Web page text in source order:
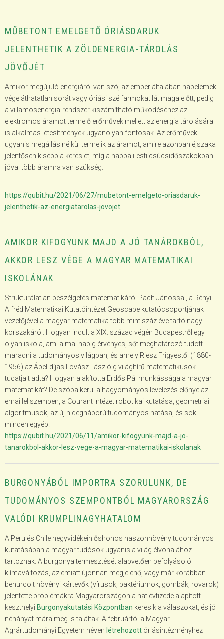
MŰBETONT EMELGETŐ ÓRIÁSDARUK
JELENTHETIK A ZÖLDENERGIA-TÁROLÁS
JÖVŐJÉT
Amikor megújuló energiáról van szó, az ember általában napelemek
végeláthatatlan sorát vagy óriási szélfarmokat lát maga előtt, pedig
a villamosenergia-rendszer kiszámítható működéséhez az
elektromos áramot termelő erőművek mellett az energia tárolására
is alkalmas létesítmények ugyanolyan fontosak. Az erőművek
ugyanis megállás nélkül termelik az áramot, amire azonban éjszaka
jelentősen kisebb a kereslet, míg a nappali-esti csúcsidőszakokban
jóval több áramra van szükség.
https://qubit.hu/2021/06/27/mubetont-emelgeto-oriasdaruk-
jelenthetik-az-energiatarolas-jovojet
AMIKOR KIFOGYUNK MAJD A JÓ TANÁROKBÓL,
AKKOR LESZ VÉGE A MAGYAR MATEMATIKAI
ISKOLÁNAK
Strukturálatlan beszélgetés matematikáról Pach Jánossal, a Rényi
Alfréd Matematikai Kutatóintézet Geoscape kutatócsoportjának
vezetőjével a magyar matematika több mint száz éve tartó nagy
korszakáról. Hogyan indult a XIX. század végén Budapestről egy
olyan iskola, ami a mai napig érvényes, sőt meghatározó tudott
maradni a tudományos világban, és amely Riesz Frigyestől (1880-
1956) az Ábel-díjas Lovász Lászlóig világhírű matematikusok
tucatjait adta? Hogyan alakította Erdős Pál munkássága a magyar
matematikát? De szóba kerül a hagyományos levelezés előnye az
emaillel szemben, a Courant Intézet robotikai kutatása, geometriai
algoritmusok, az új hidegháború tudományos hatása, és sok
minden egyéb.
https://qubit.hu/2021/06/11/amikor-kifogyunk-majd-a-jo-
tanarokbol-akkor-lesz-vege-a-magyar-matematikai-iskolanak
BURGONYÁBÓL IMPORTRA SZORULUNK, DE
TUDOMÁNYOS SZEMPONTBÓL MAGYARORSZÁG
VALÓDI KRUMPLINAGYHATALOM
A Peru és Chile hegyvidékein őshonos haszonnövény tudományos
kutatásában a magyar tudósok ugyanis a világ élvonalához
tartoznak. A burgonya termesztését alapvetően befolyásoló
klímaváltozás, az emiatt újonnan megjelenő, vagy már korábban
behurcolt növényi kártevők (vírusok, baktériumok, gombák, rovarok)
jelentette problémákra Magyarországon a hat évtizede alapított
keszthelyi Burgonyakutatási Központban keresik a válaszokat, és jó
néhányat mára meg is találtak. A februártól a Magyar
Agrártudományi Egyetem néven létrehozott óriásintézményhez